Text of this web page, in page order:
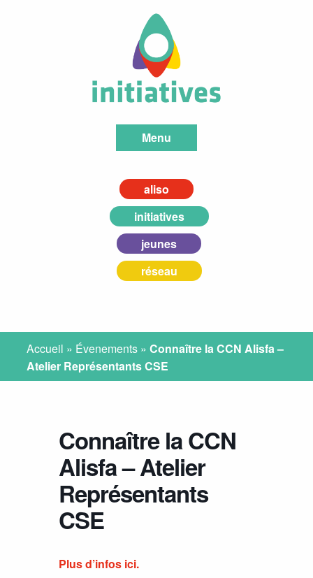
Menu
aliso
initiatives
jeunes
réseau
Accueil » Évenements »Connaître la CCN Alisfa –
Atelier Représentants CSE
Connaître la CCN
Alisfa – Atelier
Représentants
CSE
Plus d’infos ici.